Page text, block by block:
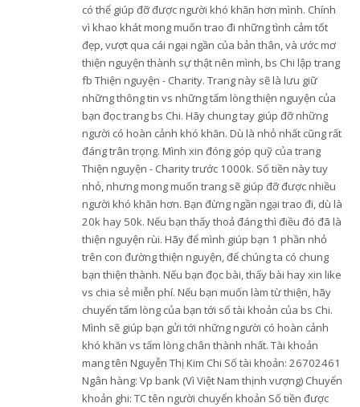
có thể giúp đỡ được người khó khăn hơn mình. Chính
vì khao khát mong muốn trao đi những tình cảm tốt
đẹp, vượt qua cái ngại ngần của bản thân, và ước mơ
thiện nguyện thành sự thật nên mình, bs Chi lập trang
fb Thiện nguyện - Charity. Trang này sẽ là lưu giữ
những thông tin vs những tấm lòng thiện nguyện của
bạn đọc trang bs Chi. Hãy chung tay giúp đỡ những
người có hoàn cảnh khó khăn. Dù là nhỏ nhất cũng rất
đáng trân trọng. Mình xin đóng góp quỹ của trang
Thiện nguyện - Charity trước 1000k. Số tiền này tuy
nhỏ, nhưng mong muốn trang sẽ giúp đỡ được nhiều
người khó khăn hơn. Bạn đừng ngần ngại trao đi, dù là
20k hay 50k. Nếu bạn thấy thoả đáng thì điều đó đã là
thiện nguyện rùi. Hãy để mình giúp bạn 1 phần nhỏ
trên con đường thiện nguyện, để chúng ta có chung
bạn thiện thành. Nếu bạn đọc bài, thấy bài hay xin like
vs chia sẻ miễn phí. Nếu bạn muốn làm từ thiện, hãy
chuyển tấm lòng của bạn tới số tài khoản của bs Chi.
Mình sẽ giúp bạn gửi tới những người có hoàn cảnh
khó khăn vs tấm lòng chân thành nhất. Tài khoản
mang tên Nguyễn Thị Kim Chi Số tài khoản: 26702461
Ngân hàng: Vp bank (Vì Việt Nam thịnh vượng) Chuyển
khoản ghi: TC tên người chuyển khoản Số tiền được